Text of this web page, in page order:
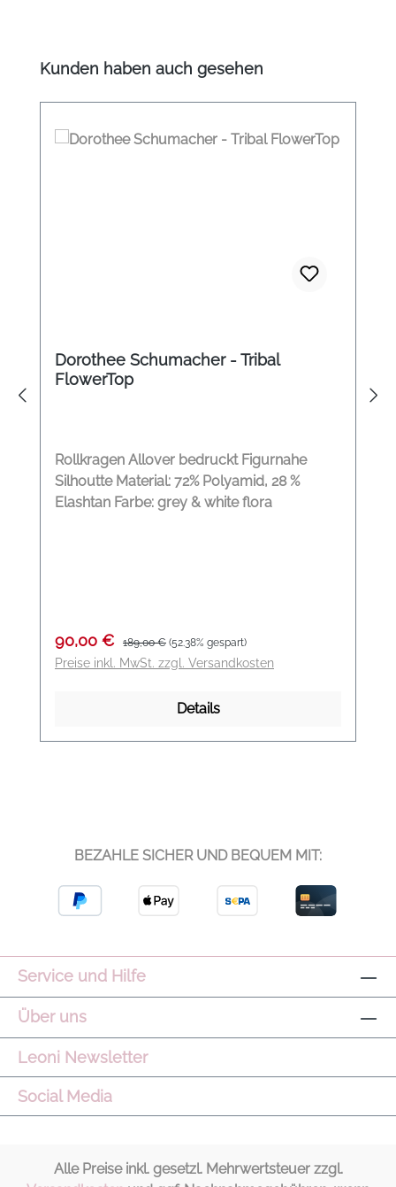
Produktgalerie überspringen
Kunden haben auch gesehen
Dorothee Schumacher - Tribal
FlowerTop
Rollkragen Allover bedruckt Figurnahe
Silhoutte Material: 72% Polyamid, 28 %
Elashtan Farbe: grey & white flora
Verkaufspreis:
90,00 € Regulärer Preis:
189,00 € (52.38% gespart)
Preise inkl. MwSt. zzgl. Versandkosten
Details
BEZAHLE SICHER UND BEQUEM MIT:
Service und Hilfe
Über uns
Leoni Newsletter
Social Media
Alle Preise inkl. gesetzl. Mehrwertsteuer zzgl.